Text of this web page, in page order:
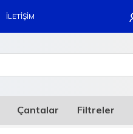
İLETİŞİM
Çantalar Filtreler